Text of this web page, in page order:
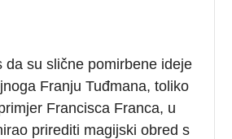
da su slične pomirbene ideje
Franju Tuđmana, toliko
Francisca Franca, u
prirediti magijski obred s